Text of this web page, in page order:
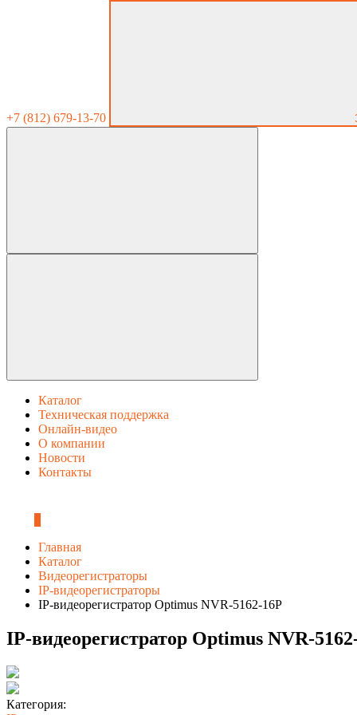
+7 (812) 679-13-70
Каталог
Техническая поддержка
Онлайн-видео
О компании
Новости
Контакты
Главная
Каталог
Видеорегистраторы
IP-видеорегистраторы
IP-видеорегистратор Optimus NVR-5162-16P
IP-видеорегистратор Optimus NVR-
Категория: